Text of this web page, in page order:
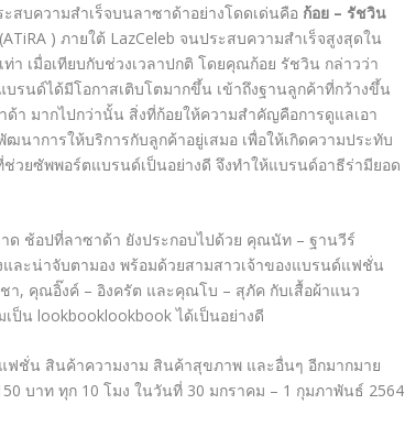
สบความสำเร็จบนลาซาด้าอย่างโดดเด่นคือ ก้อย – รัชวิน
) ภายใต้ LazCeleb จนประสบความสำเร็จสูงสุดใน
า เมื่อเทียบกับช่วงเวลาปกติ โดยคุณก้อย รัชวิน กล่าวว่า
รนด์ได้มีโอกาสเติบโตมากขึ้น เข้าถึงฐานลูกค้าที่กว้างขึ้น
า มากไปกว่านั้น สิ่งที่ก้อยให้ความสำคัญคือการดูแลเอา
าการให้บริการกับลูกค้าอยู่เสมอ เพื่อให้เกิดความประทับ
วยซัพพอร์ตแบรนด์เป็นอย่างดี จึงทำให้แบรนด์อาธีร่ามียอด
ด ช้อปที่ลาซาด้า ยังประกอบไปด้วย คุณนัท – ฐานวีร์
ละน่าจับตามอง พร้อมด้วยสามสาวเจ้าของแบรนด์แฟชั่น
า, คุณอิ๊งค์ – อิงครัต และคุณโบ – สุภัค กับเสื้อผ้าแนว
เป็น lookbooklookbook ได้เป็นอย่างดี
ฟชั่น สินค้าความงาม สินค้าสุขภาพ และอื่นๆ อีกมากมาย
บาท ทุก 10 โมง ในวันที่ 30 มกราคม – 1 กุมภาพันธ์ 2564